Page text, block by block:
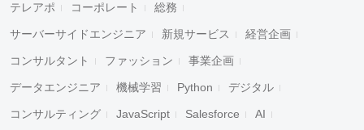
テレアポ コーポレート 総務
サーバーサイドエンジニア 新規サービス 経営企画
コンサルタント ファッション 事業企画
データエンジニア 機械学習 Python デジタル
コンサルティング JavaScript Salesforce AI